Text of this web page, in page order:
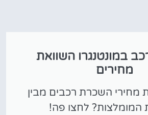
במונטנגרו השוואת
מחירים
מחירי השכרת רכבים מבין
המומלצות? לחצו פה!